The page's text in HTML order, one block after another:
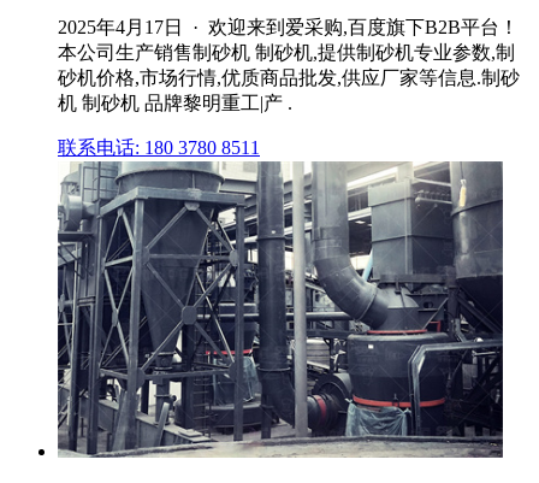
2025年4月17日 · 欢迎来到爱采购,百度旗下B2B平台！
本公司生产销售制砂机 制砂机,提供制砂机专业参数,制
砂机价格,市场行情,优质商品批发,供应厂家等信息.制砂
机 制砂机 品牌黎明重工|产 .
联系电话: 180 3780 8511